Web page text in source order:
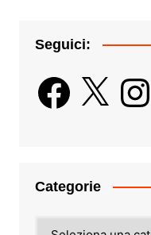
Seguici:
Facebook
X
Categorie